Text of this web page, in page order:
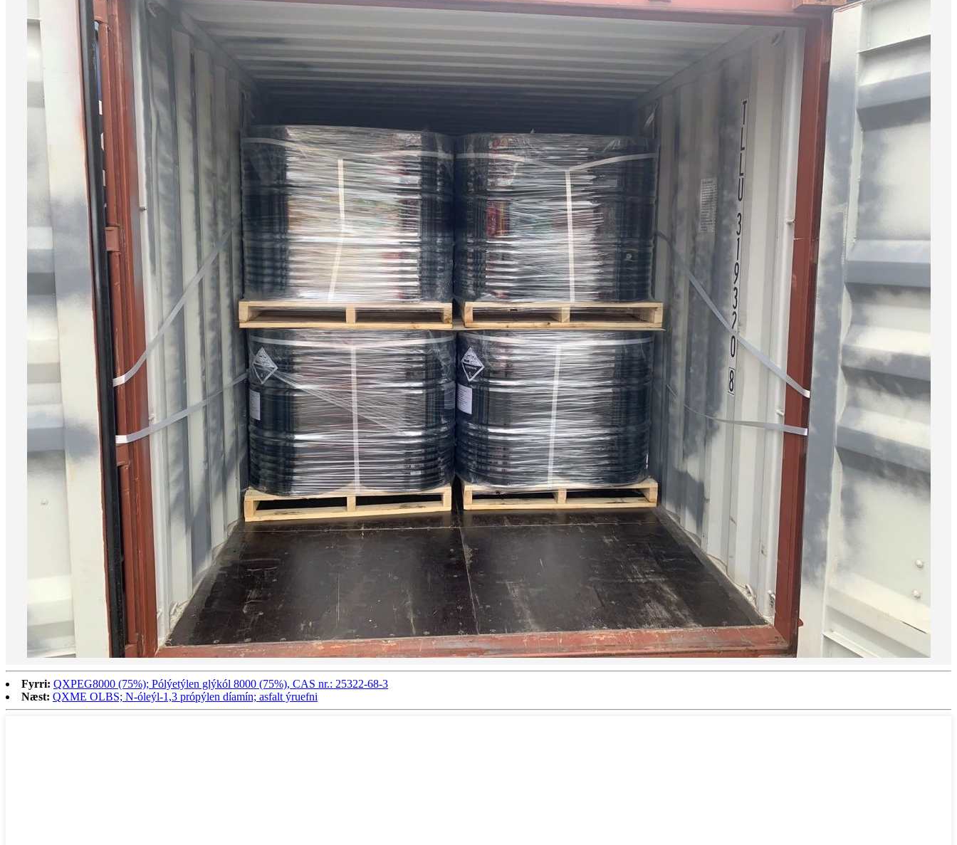
Fyrri: QXPEG8000 (75%); Pólýetýlen glýkól 8000 (75%), CAS nr.: 25322-68-3
Næst: QXME OLBS; N-óleýl-1,3 própýlen díamín; asfalt ýruefni